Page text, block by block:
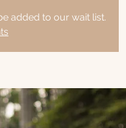
added to our wait list.